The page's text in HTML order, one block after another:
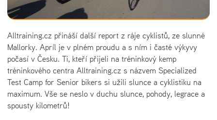
Alltraining.cz přináší další report z ráje cyklistů, ze slunné
Mallorky. Apríl je v plném proudu a s ním i časté výkyvy
počasí v Česku. Ti, kteří přijeli na tréninkový kemp
tréninkového centra Alltraining.cz s názvem Specialized
Test Camp for Senior bikers si užili slunce a cyklistiku na
maximum. Vše se neslo v duchu slunce, pohody, legrace a
spousty kilometrů!